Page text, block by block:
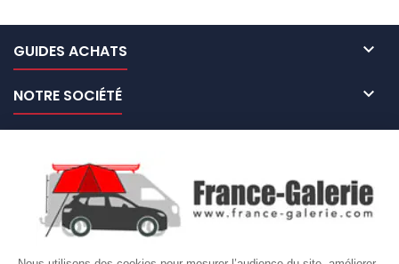
GUIDES ACHATS 
NOTRE SOCIÉTÉ 
VOTRE COMPTE 
Site protégé par reCAPTCHA.